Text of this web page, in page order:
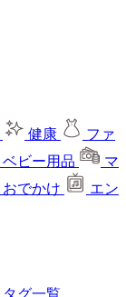
健康
ファ
ベビー用品
マ
おでかけ
エン
タグ一覧